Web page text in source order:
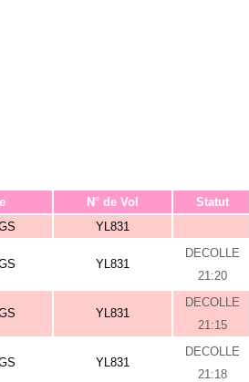
N° de Vol Statut
YL831
YL831
DECOLLE
21:20
YL831
DECOLLE
21:15
YL831
DECOLLE
21:18